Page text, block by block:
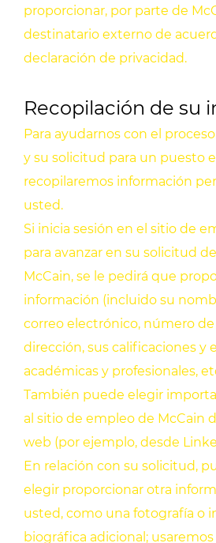
proporcionar, por parte de
destinatario externo de
declaración de privacidad.
Recopilación de su
Para ayudarnos con el
y su solicitud para un puesto
recopilaremos información
usted.
Si inicia sesión en el sitio de
para avanzar en su solicitud
McCain, se le pedirá que
información (incluido su
correo electrónico, número
dirección, sus calificaciones y
académicas y profesionales,
También puede elegir
al sitio de empleo de McCain
web (por ejemplo, desde
En relación con su solicitud,
elegir proporcionar otra
usted, como una fotografía o
biográfica adicional;